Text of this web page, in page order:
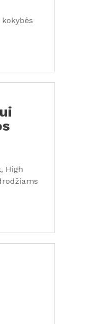
High